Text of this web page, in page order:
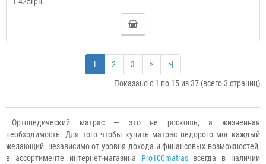
1 2 3 >
>|
Показано с 1 по 15 из 37 (всего 3 страниц)
Ортопедический матрас — это не роскошь, а жизненная
необходимость. Для того чтобы купить матрас недорого мог каждый
желающий, независимо от уровня дохода и финансовых возможностей,
в ассортименте интернет-магазина Pro100matras всегда в наличии